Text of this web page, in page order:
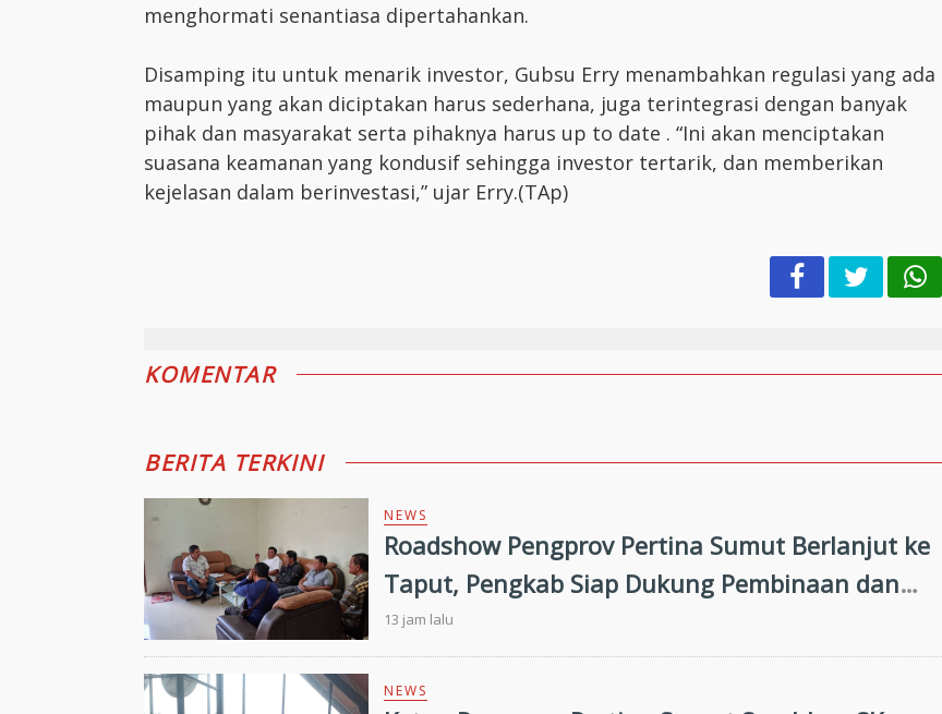
menghormati senantiasa dipertahankan.
Disamping itu untuk menarik investor, Gubsu Erry menambahkan regulasi yang ada
maupun yang akan diciptakan harus sederhana, juga terintegrasi dengan banyak
pihak dan masyarakat serta pihaknya harus up to date . “Ini akan menciptakan
suasana keamanan yang kondusif sehingga investor tertarik, dan memberikan
kejelasan dalam berinvestasi,” ujar Erry.(TAp)
KOMENTAR
BERITA TERKINI
NEWS
Roadshow Pengprov Pertina Sumut Berlanjut ke
Taput, Pengkab Siap Dukung Pembinaan dan
Targetkan Prestasi di Porprovsu 2026
13 jam lalu
NEWS